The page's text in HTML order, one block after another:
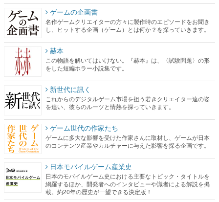
ゲームの企画書
名作ゲームクリエイターの方々に製作時のエピソードをお聞き
し、ヒットする企画（ゲーム）とは何か？を探っていきます。
赫本
この物語を解いてはいけない。『赫本』は、〈試験問題〉の形
をした短編ホラー小説集です。
新世代に訊く
これからのデジタルゲーム市場を担う若きクリエイター達の姿
を追い、彼らのルーツと情熱を探っていきます。
ゲーム世代の作家たち
ゲームに多大な影響を受けた作家さんに取材し、ゲームが日本
のコンテンツ産業やカルチャーに与えた影響を探る企画です。
日本モバイルゲーム産業史
日本のモバイルゲーム史における主要なトピック・タイトルを
網羅するほか、開発者へのインタビューや識者による解説を掲
載。約20年の歴史が一望できる決定版！